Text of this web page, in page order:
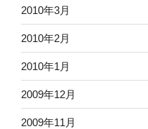
2010年3月
2010年2月
2010年1月
2009年12月
2009年11月